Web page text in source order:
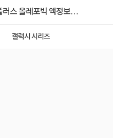
갤럭시 시리즈